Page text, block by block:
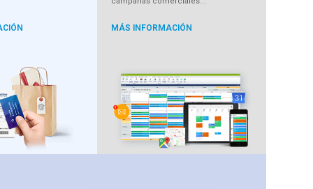
MÁS INFORMACIÓN